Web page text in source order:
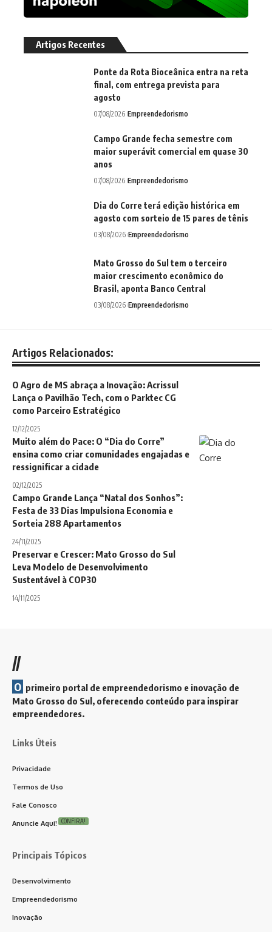
Artigos Recentes
Ponte da Rota Bioceânica entra na reta
final, com entrega prevista para
agosto
07/08/2026 Empreendedorismo
Campo Grande fecha semestre com
maior superávit comercial em quase 30
anos
07/08/2026 Empreendedorismo
Dia do Corre terá edição histórica em
agosto com sorteio de 15 pares de tênis
03/08/2026 Empreendedorismo
Mato Grosso do Sul tem o terceiro
maior crescimento econômico do
Brasil, aponta Banco Central
03/08/2026 Empreendedorismo
Artigos Relacionados:
O Agro de MS abraça a Inovação: Acrissul
Lança o Pavilhão Tech, com o Parktec CG
como Parceiro Estratégico
12/12/2025
Muito além do Pace: O “Dia do Corre”
ensina como criar comunidades engajadas e
ressignificar a cidade
02/12/2025
Campo Grande Lança “Natal dos Sonhos”:
Festa de 33 Dias Impulsiona Economia e
Sorteia 288 Apartamentos
24/11/2025
Preservar e Crescer: Mato Grosso do Sul
Leva Modelo de Desenvolvimento
Sustentável à COP30
14/11/2025
//
O primeiro portal de empreendedorismo e inovação de
Mato Grosso do Sul, oferecendo conteúdo para inspirar
empreendedores.
Links Úteis
Privacidade
Termos de Uso
Fale Conosco
Anuncie Aqui! CONFIRA!
Principais Tópicos
Desenvolvimento
Empreendedorismo
Inovação